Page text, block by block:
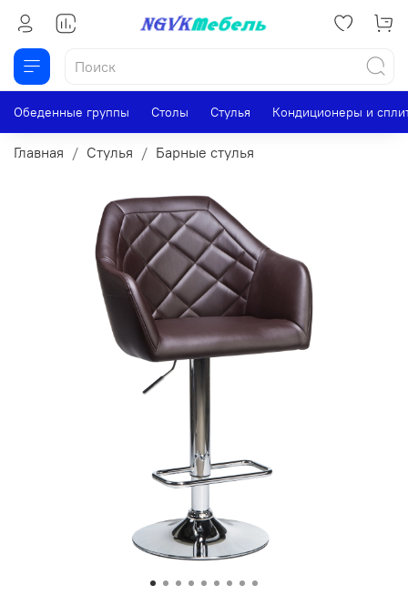
Обеденные группы Столы Стулья Кондиционеры и
Главная Стулья Барные стулья